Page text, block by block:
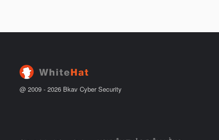
@ 2009 - 2026 Bkav Cyber Security